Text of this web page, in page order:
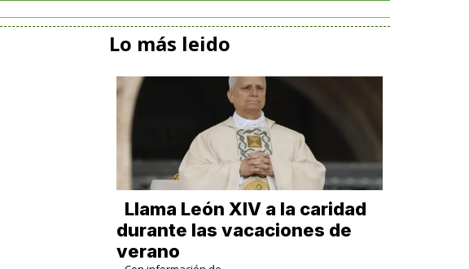
Lo más leido
Llama León XIV a la caridad
durante las vacaciones de
verano